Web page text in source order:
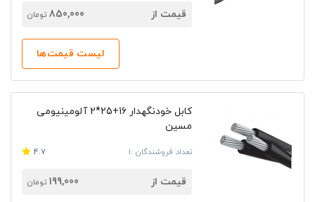
قیمت از 850,000 تومان
لیست قیمت‌ها
کابل خودنگهدار 16+25*2 آلومینیومی
مسین
تعداد فروشندگان :1 4.7
قیمت از 199,000 تومان